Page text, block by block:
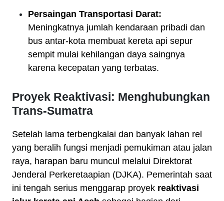
Persaingan Transportasi Darat:
Meningkatnya jumlah kendaraan pribadi dan
bus antar-kota membuat kereta api sepur
sempit mulai kehilangan daya saingnya
karena kecepatan yang terbatas.
Proyek Reaktivasi: Menghubungkan
Trans-Sumatra
Setelah lama terbengkalai dan banyak lahan rel
yang beralih fungsi menjadi pemukiman atau jalan
raya, harapan baru muncul melalui Direktorat
Jenderal Perkeretaapian (DJKA). Pemerintah saat
ini tengah serius menggarap proyek reaktivasi